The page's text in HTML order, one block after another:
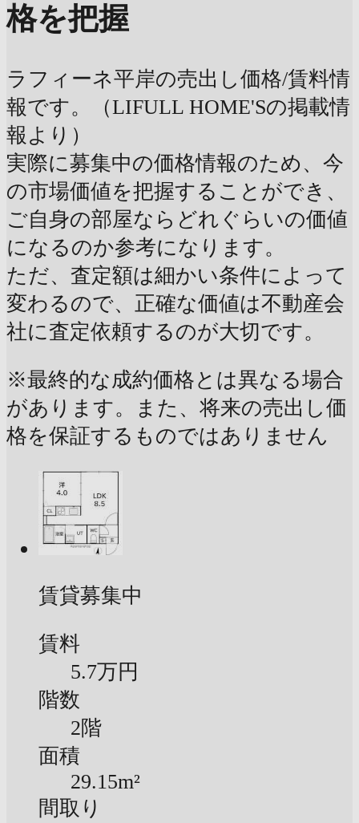
格を把握
ラフィーネ平岸の売出し価格/賃料情
報です。（LIFULL HOME'Sの掲載情
報より）
実際に募集中の価格情報のため、今
の市場価値を把握することができ、
ご自身の部屋ならどれぐらいの価値
になるのか参考になります。
ただ、査定額は細かい条件によって
変わるので、正確な価値は不動産会
社に査定依頼するのが大切です。
※最終的な成約価格とは異なる場合
があります。また、将来の売出し価
格を保証するものではありません
賃貸募集中
賃料
5.7万円
階数
2階
面積
29.15m²
間取り